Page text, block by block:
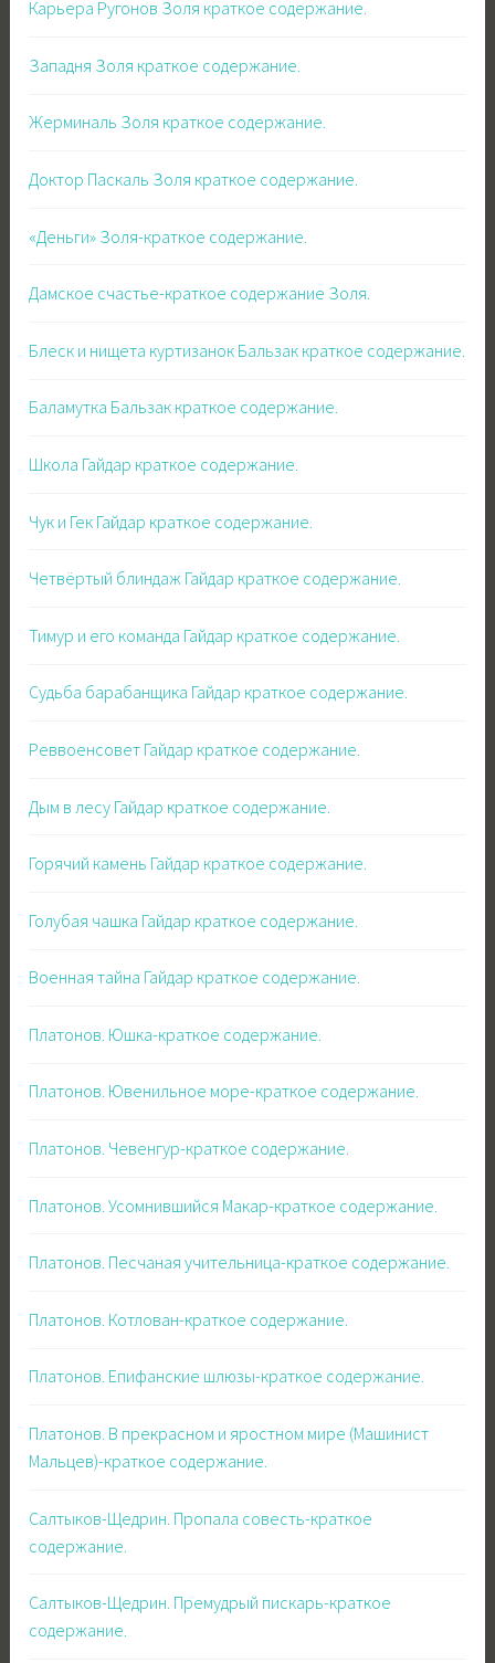
Карьера Ругонов Золя краткое содержание.
Западня Золя краткое содержание.
Жерминаль Золя краткое содержание.
Доктор Паскаль Золя краткое содержание.
«Деньги» Золя-краткое содержание.
Дамское счастье-краткое содержание Золя.
Блеск и нищета куртизанок Бальзак краткое содержание.
Баламутка Бальзак краткое содержание.
Школа Гайдар краткое содержание.
Чук и Гек Гайдар краткое содержание.
Четвёртый блиндаж Гайдар краткое содержание.
Тимур и его команда Гайдар краткое содержание.
Судьба барабанщика Гайдар краткое содержание.
Реввоенсовет Гайдар краткое содержание.
Дым в лесу Гайдар краткое содержание.
Горячий камень Гайдар краткое содержание.
Голубая чашка Гайдар краткое содержание.
Военная тайна Гайдар краткое содержание.
Платонов. Юшка-краткое содержание.
Платонов. Ювенильное море-краткое содержание.
Платонов. Чевенгур-краткое содержание.
Платонов. Усомнившийся Макар-краткое содержание.
Платонов. Песчаная учительница-краткое содержание.
Платонов. Котлован-краткое содержание.
Платонов. Епифанские шлюзы-краткое содержание.
Платонов. В прекрасном и яростном мире (Машинист
Мальцев)-краткое содержание.
Салтыков-Щедрин. Пропала совесть-краткое
содержание.
Салтыков-Щедрин. Премудрый пискарь-краткое
содержание.